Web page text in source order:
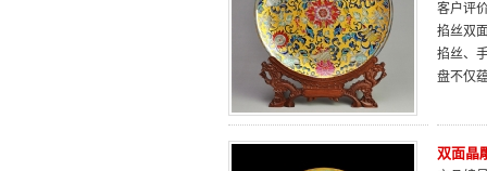
客户评
掐丝双
掐丝、
盘不仅
双面晶